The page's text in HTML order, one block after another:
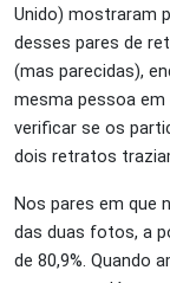
Unido) mostraram
desses pares de
(mas parecidas),
mesma pessoa
verificar se os
dois retratos
Nos pares em que
das duas fotos, a
de 80,9%. Quando